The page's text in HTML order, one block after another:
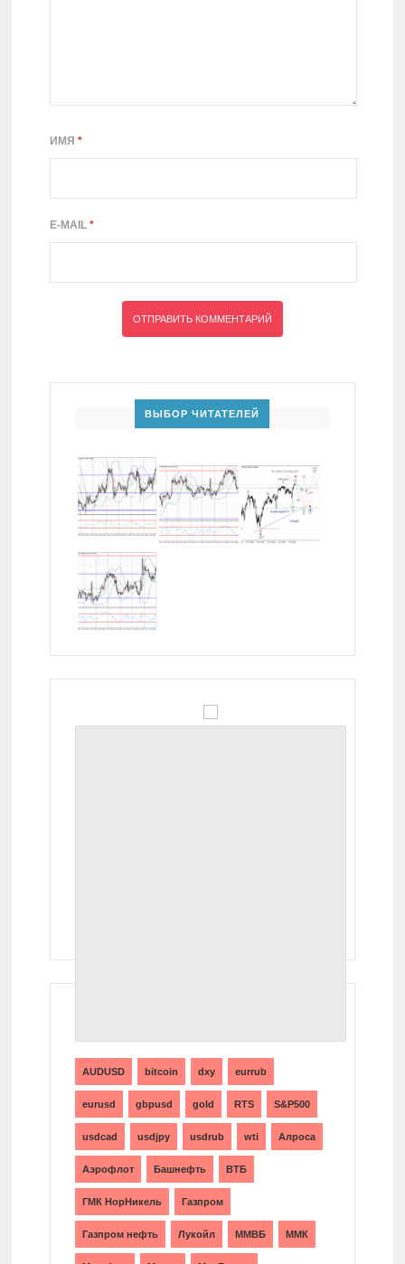
ИМЯ *
E-MAIL *
ВЫБОР ЧИТАТЕЛЕЙ
AUDUSD bitcoin dxy eurrub
eurusd gbpusd gold RTS S&P500
usdcad usdjpy usdrub wti Алроса
Аэрофлот Башнефть ВТБ
ГМК НорНикель Газпром
Газпром нефть Лукойл ММВБ ММК